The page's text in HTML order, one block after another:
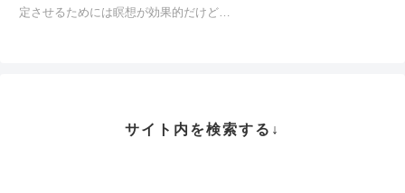
定させるためには瞑想が効果的だけど…
サイト内を検索する↓